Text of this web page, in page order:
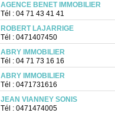
AGENCE BENET IMMOBILIER
Tél : 04 71 43 41 41
ROBERT LAJARRIGE
Tél : 0471407450
ABRY IMMOBILIER
Tél : 04 71 73 16 16
ABRY IMMOBILIER
Tél : 0471731616
JEAN VIANNEY SONIS
Tél : 0471474005